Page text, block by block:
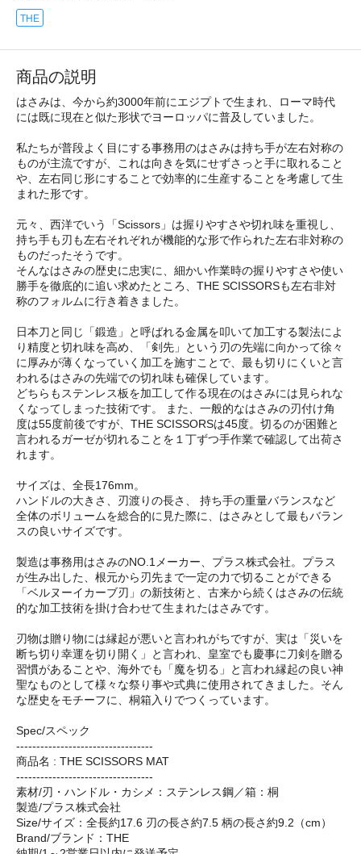
THE
商品の説明
はさみは、今から約3000年前にエジプトで生まれ、ローマ時代
には既に現在と似た形状でヨーロッパに普及していました。
私たちが普段よく目にする事務用のはさみは持ち手が左右対称の
ものが主流ですが、これは向きを気にせずさっと手に取れること
や、左右同じ形にすることで効率的に生産することを考慮して生
まれた形です。
元々、西洋でいう「Scissors」は握りやすさや切れ味を重視し、
持ち手も刃も左右それぞれが機能的な形で作られた左右非対称の
ものだったそうです。
そんなはさみの歴史に忠実に、細かい作業時の握りやすさや使い
勝手を徹底的に追い求めたところ、THE SCISSORSも左右非対
称のフォルムに行き着きました。
日本刀と同じ「鍛造」と呼ばれる金属を叩いて加工する製法によ
り精度と切れ味を高め、「剣先」という刃の先端に向かって徐々
に厚みが薄くなっていく加工を施すことで、最も切りにくいと言
われるはさみの先端での切れ味も確保しています。
どちらもステンレス板を加工して作る現在のはさみには見られな
くなってしまった技術です。 また、一般的なはさみの刃付け角
度は55度前後ですが、THE SCISSORSは45度。切るのが困難と
言われるガーゼが切れることを１丁ずつ手作業で確認して出荷さ
れます。
サイズは、全長176mm。
ハンドルの大きさ、刃渡りの長さ、 持ち手の重量バランスなど
全体のボリュームを総合的に見た際に、はさみとして最もバラン
スの良いサイズです。
製造は事務用はさみのNO.1メーカー、プラス株式会社。プラス
が生み出した、根元から刃先まで一定の力で切ることができる
「ベルヌーイカーブ刃」の新技術と、古来から続くはさみの伝統
的な加工技術を掛け合わせて生まれたはさみです。
刃物は贈り物には縁起が悪いと言われがちですが、実は「災いを
断ち切り幸運を切り開く」と言われ、皇室でも慶事に刀剣を贈る
習慣があることや、海外でも「魔を切る」と言われ縁起の良い神
聖なものとして様々な祭り事や式典に使用されてきました。そん
な歴史をモチーフに、桐箱入りでつくっています。
Spec/スペック
----------------------------------
商品名 : THE SCISSORS MAT
----------------------------------
素材/刃・ハンドル・カシメ：ステンレス鋼／箱：桐
製造/プラス株式会社
Size/サイズ：全長約17.6 刃の長さ約7.5 柄の長さ約9.2（cm）
Brand/ブランド：THE